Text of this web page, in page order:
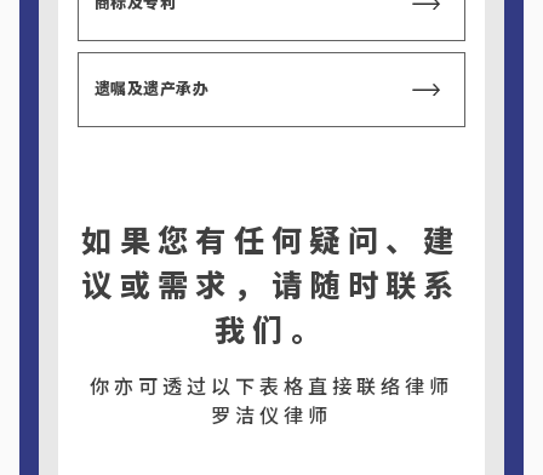
遗嘱及遗产承办
如果您有任何疑问、建
议或需求，请随时联系
我们。
你亦可透过以下表格直接联络律师
罗洁仪律师